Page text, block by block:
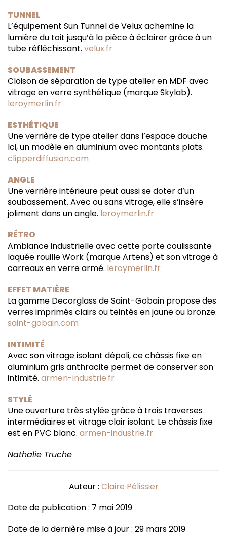
TUNNEL
L’équipement Sun Tunnel de Velux achemine la
lumière du toit jusqu’à la pièce à éclairer grâce à un
tube réfléchissant. velux.fr
SOUBASSEMENT
Cloison de séparation de type atelier en MDF avec
vitrage en verre synthétique (marque Skylab).
leroymerlin.fr
ESTHÉTIQUE
Une verrière de type atelier dans l’espace douche.
Ici, un modèle en aluminium avec montants plats.
clipperdiffusion.com
ANGLE
Une verrière intérieure peut aussi se doter d’un
soubassement. Avec ou sans vitrage, elle s’insère
joliment dans un angle. leroymerlin.fr
RÉTRO
Ambiance industrielle avec cette porte coulissante
laquée rouille Work (marque Artens) et son vitrage à
carreaux en verre armé. leroymerlin.fr
EFFET MATIÈRE
La gamme Decorglass de Saint-Gobain propose des
verres imprimés clairs ou teintés en jaune ou bronze.
saint-gobain.com
INTIMITÉ
Avec son vitrage isolant dépoli, ce châssis fixe en
aluminium gris anthracite permet de conserver son
intimité. armen-industrie.fr
STYLÉ
Une ouverture très stylée grâce à trois traverses
intermédiaires et vitrage clair isolant. Le châssis fixe
est en PVC blanc. armen-industrie.fr
Nathalie Truche
Auteur : Claire Pélissier
Date de publication : 7 mai 2019
Date de la dernière mise à jour : 29 mars 2019